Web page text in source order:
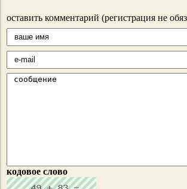
оставить комментарий (регистрация не
кодовое слово